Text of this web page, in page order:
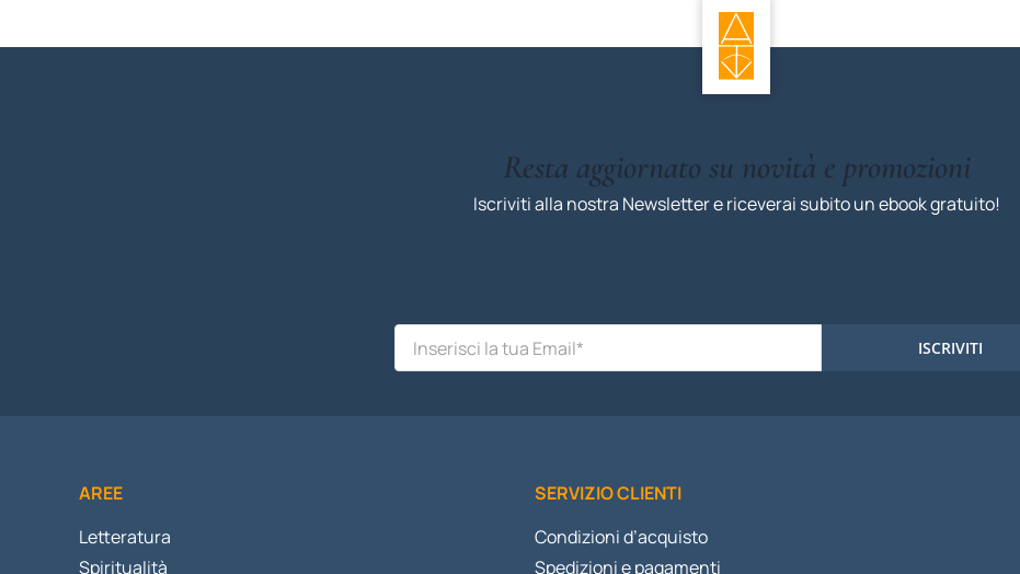
Resta aggiornato su novità e promozioni
Iscriviti alla nostra Newsletter e riceverai subito un ebook gratuito!
ISCRIVITI
AREE
Letteratura
Spiritualità
SERVIZIO CLIENTI
Condizioni d’acquisto
Spedizioni e pagamenti